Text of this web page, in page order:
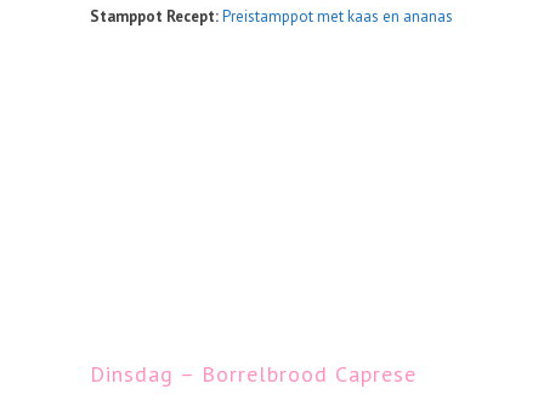
Stamppot Recept:Preistamppot met kaas en ananas
Dinsdag – Borrelbrood Caprese